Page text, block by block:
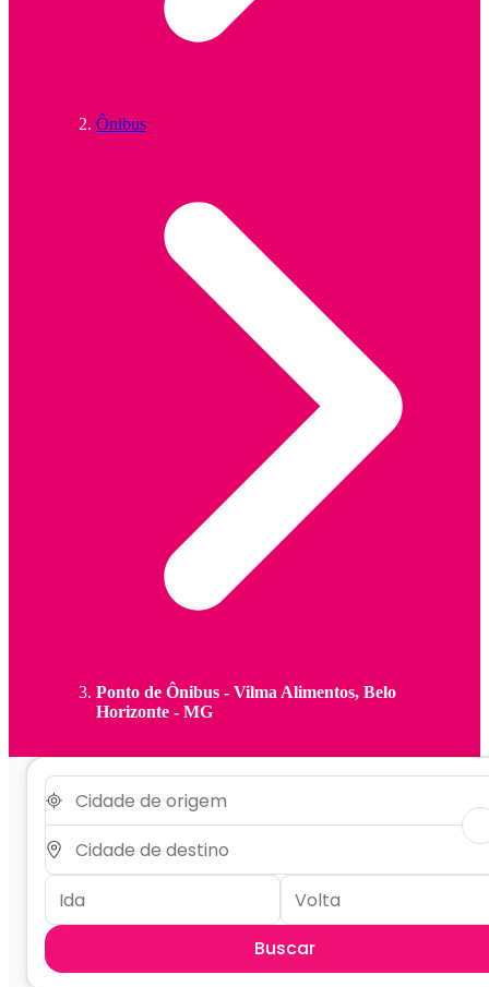
Ônibus
Ponto de Ônibus - Vilma Alimentos, Belo
Horizonte - MG
Buscar